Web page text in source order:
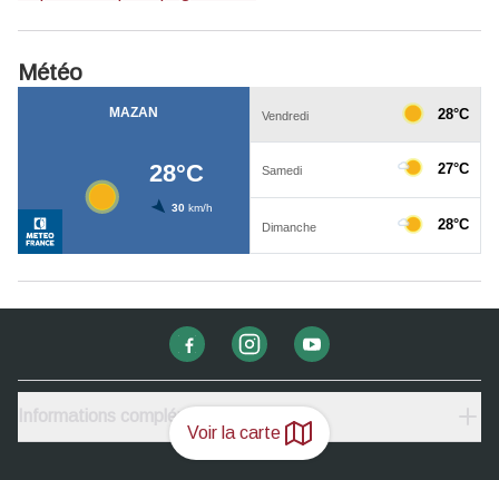
Voir la carte
Météo
Informations complémentaires